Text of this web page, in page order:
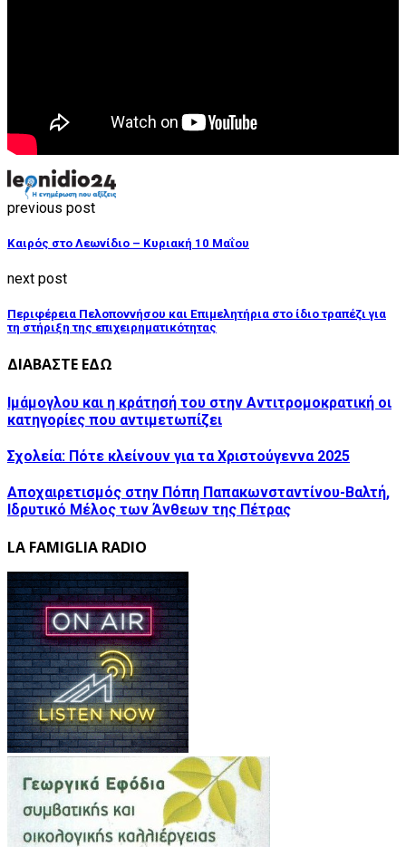
previous post
Καιρός στο Λεωνίδιο – Κυριακή 10 Μαΐου
next post
Περιφέρεια Πελοποννήσου και Επιμελητήρια στο ίδιο τραπέζι για
τη στήριξη της επιχειρηματικότητας
ΔΙΑΒΑΣΤΕ ΕΔΩ
Ιμάμογλου και η κράτησή του στην Αντιτρομοκρατική οι
κατηγορίες που αντιμετωπίζει
Σχολεία: Πότε κλείνουν για τα Χριστούγεννα 2025
Αποχαιρετισμός στην Πόπη Παπακωνσταντίνου-Βαλτή,
Ιδρυτικό Μέλος των Άνθεων της Πέτρας
LA FAMIGLIA RADIO